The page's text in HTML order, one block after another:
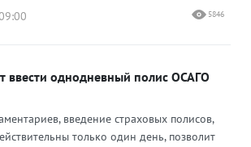
5846
ввести однодневный полис ОСАГО
введение страховых полисов,
только один день, позволит